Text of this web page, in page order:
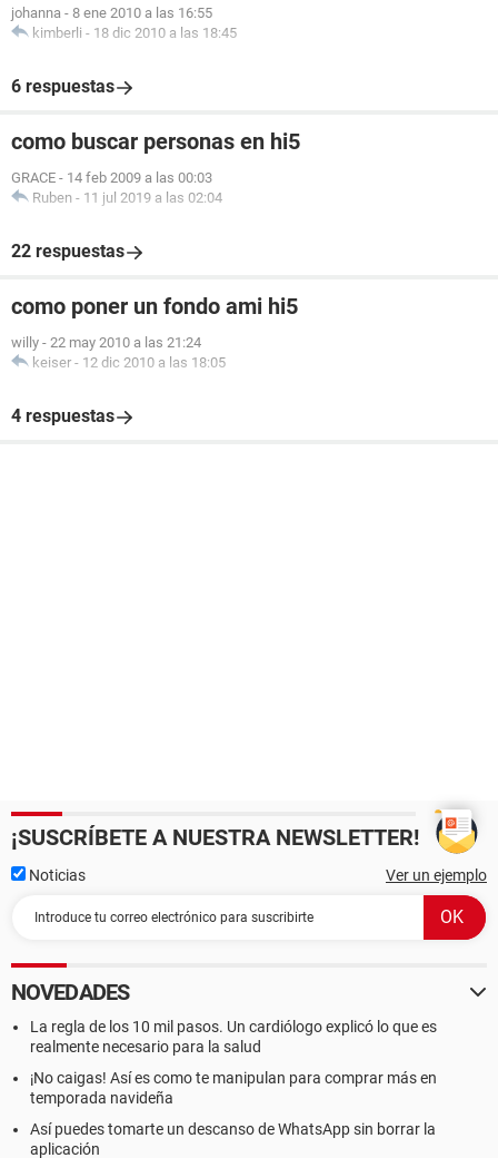
johanna - 8 ene 2010 a las 16:55
kimberli - 18 dic 2010 a las 18:45
6 respuestas
como buscar personas en hi5
GRACE - 14 feb 2009 a las 00:03
Ruben - 11 jul 2019 a las 02:04
22 respuestas
como poner un fondo ami hi5
willy - 22 may 2010 a las 21:24
keiser - 12 dic 2010 a las 18:05
4 respuestas
¡SUSCRÍBETE A NUESTRA NEWSLETTER!
Noticias Ver un ejemplo
NOVEDADES
La regla de los 10 mil pasos. Un cardiólogo explicó lo que es
realmente necesario para la salud
¡No caigas! Así es como te manipulan para comprar más en
temporada navideña
Así puedes tomarte un descanso de WhatsApp sin borrar la
aplicación